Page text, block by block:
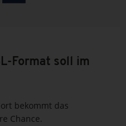
Format soll im
bekommt das
Chance.